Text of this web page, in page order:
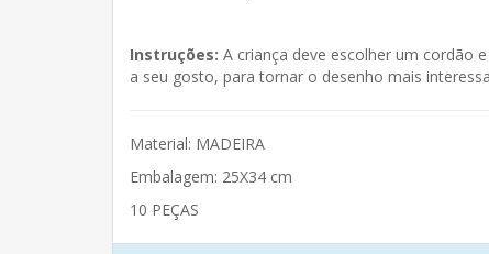
Instruções: A criança deve escolher um cordão
a seu gosto, para tornar o desenho mais
Material: MADEIRA
Embalagem: 25X34 cm
10 PEÇAS